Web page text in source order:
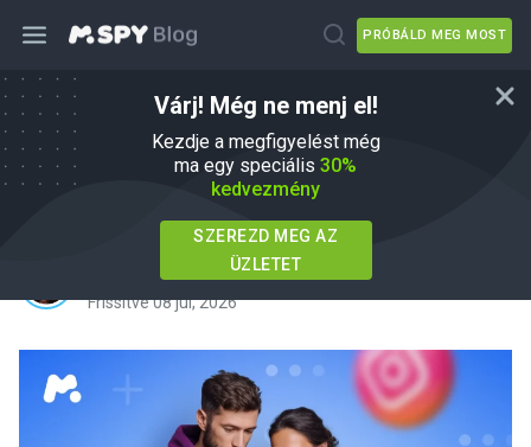
PRÓBÁLD MEG MOST
Várj! Még ne menj el!
Kezdje a megfigyelést még
ma egy speciális 30%
kedvezmény
SZEREZD MEG AZ
ÜZLETET
Privát Instagram Viewer
alkalmazások: Biztonsági útmutató
EbbenmSpy Alternatives
Frissítve 08 júl, 2026